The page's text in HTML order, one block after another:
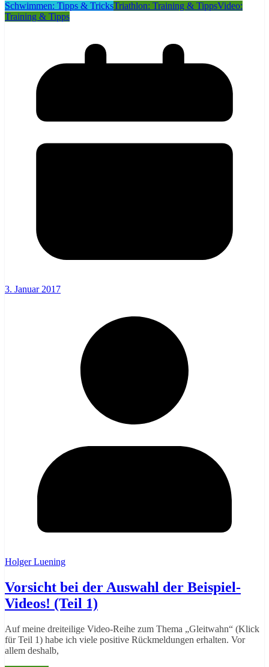
Schwimmen: Tipps & TricksTriathlon: Training & TippsVideo:
Training & Tipps
3. Januar 2017
Holger Luening
Vorsicht bei der Auswahl der Beispiel-
Videos! (Teil 1)
Auf meine dreiteilige Video-Reihe zum Thema „Gleitwahn“ (Klick
für Teil 1) habe ich viele positive Rückmeldungen erhalten. Vor
allem deshalb,